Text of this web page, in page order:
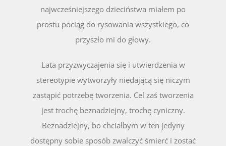
najwcześniejszego dzieciństwa miałem po
prostu pociąg do rysowania wszystkiego, co
przyszło mi do głowy.
Lata przyzwyczajenia się i utwierdzenia w
stereotypie wytworzyły niedającą się niczym
zastąpić potrzebę tworzenia. Cel zaś tworzenia
jest trochę beznadziejny, trochę cyniczny.
Beznadziejny, bo chciałbym w ten jedyny
dostępny sobie sposób zwalczyć śmierć i zostać